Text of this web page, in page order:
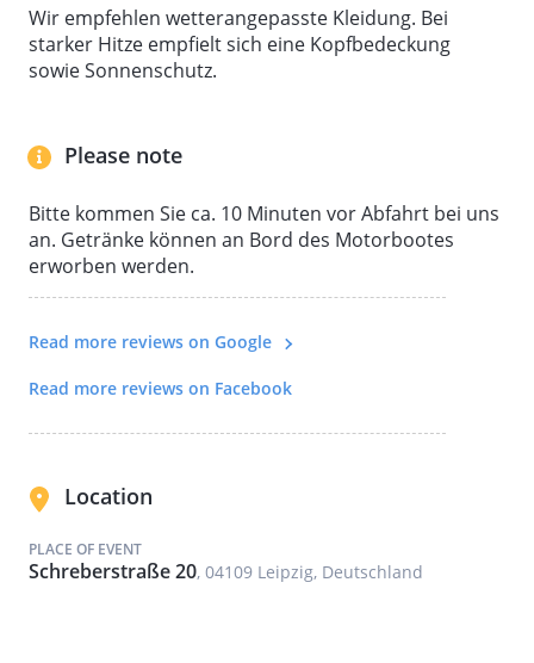
Wir empfehlen wetterangepasste Kleidung. Bei
starker Hitze empfielt sich eine Kopfbedeckung
sowie Sonnenschutz.
Please note
Bitte kommen Sie ca. 10 Minuten vor Abfahrt bei uns
an. Getränke können an Bord des Motorbootes
erworben werden.
Read more reviews on Google
Read more reviews on Facebook
Location
PLACE OF EVENT
Schreberstraße 20, 04109 Leipzig, Deutschland